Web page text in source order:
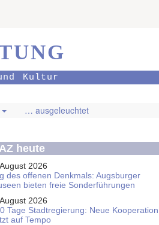
Kultur
… ausgeleuchtet
heute
2026
des offenen Denkmals: Augsburger
bieten freie Sonderführungen
2026
Tage Stadtregierung: Neue Kooperation
auf Tempo